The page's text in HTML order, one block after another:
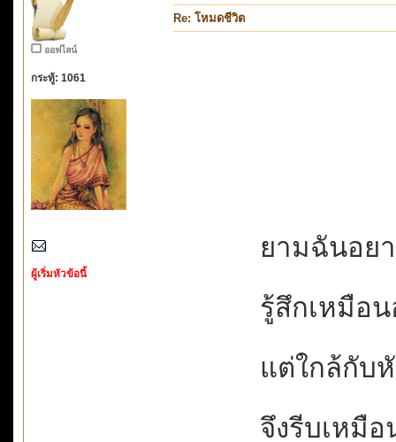
ออฟไลน์
กระทู้: 1061
ผู้เริ่มหัวข้อนี้
Re: โหมดชีวิต
ยามฉันอย
รู้สึกเหมือ
แต่ใกล้กับ
จึงรีบเหมื